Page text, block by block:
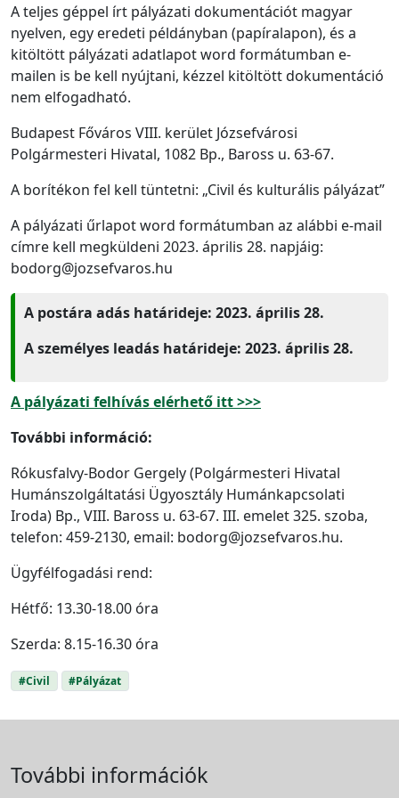
A teljes géppel írt pályázati dokumentációt magyar
nyelven, egy eredeti példányban (papíralapon), és a
kitöltött pályázati adatlapot word formátumban e-
mailen is be kell nyújtani, kézzel kitöltött dokumentáció
nem elfogadható.
Budapest Főváros VIII. kerület Józsefvárosi
Polgármesteri Hivatal, 1082 Bp., Baross u. 63-67.
A borítékon fel kell tüntetni: „Civil és kulturális pályázat”
A pályázati űrlapot word formátumban az alábbi e-mail
címre kell megküldeni 2023. április 28. napjáig:
bodorg@jozsefvaros.hu
A postára adás határideje: 2023. április 28.
A személyes leadás határideje: 2023. április 28.
A pályázati felhívás elérhető itt >>>
További információ:
Rókusfalvy-Bodor Gergely (Polgármesteri Hivatal
Humánszolgáltatási Ügyosztály Humánkapcsolati
Iroda) Bp., VIII. Baross u. 63-67. III. emelet 325. szoba,
telefon: 459-2130, email: bodorg@jozsefvaros.hu.
Ügyfélfogadási rend:
Hétfő: 13.30-18.00 óra
Szerda: 8.15-16.30 óra
#Civil #Pályázat
További információk